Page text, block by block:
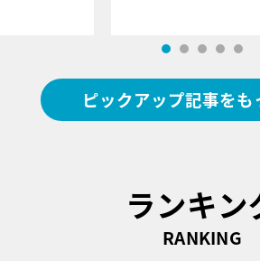
ピックアップ記事をも
ランキン
RANKING